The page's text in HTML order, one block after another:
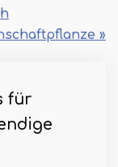
»
für